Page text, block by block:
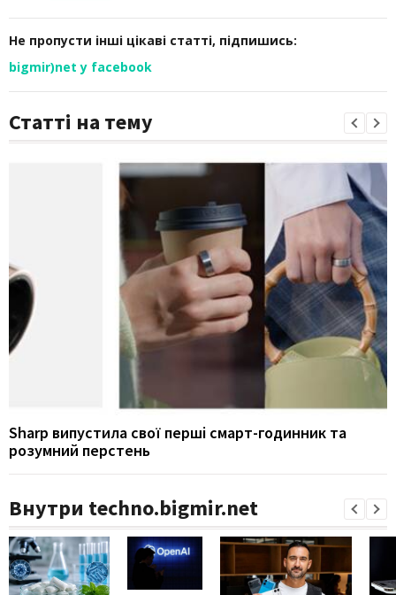
Не пропусти інші цікаві статті, підпишись:
bigmir)net у facebook
Статті на тему
Sharp випустила свої перші смарт-годинник та
розумний перстень
Внутри techno.bigmir.net